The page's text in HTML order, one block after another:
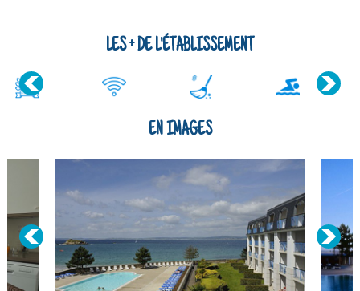
de golf. Pour encore plus d'exercices physiques, d'autres
Vacances Les Sables Blancs propose aussi un sol...
LES + DE L'ÉTABLISSEMENT
EN IMAGES